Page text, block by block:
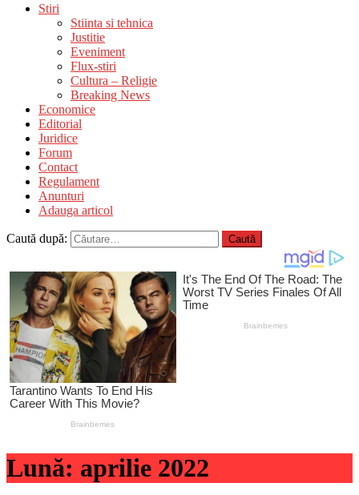
Stiri
Stiinta si tehnica
Justitie
Eveniment
Flux-stiri
Cultura – Religie
Breaking News
Economice
Editorial
Juridice
Forum
Contact
Regulament
Anunturi
Adauga articol
Caută după:
Lună: aprilie 2022